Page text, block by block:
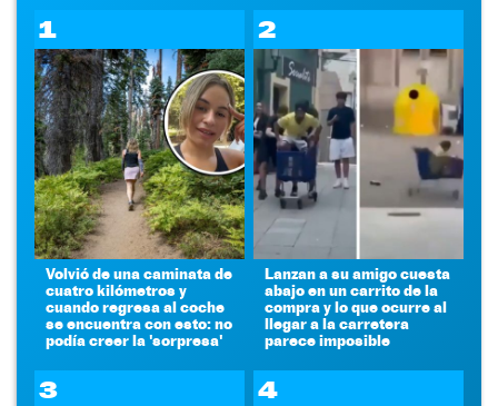
1
Volvió de una caminata de
cuatro kilómetros y
cuando regresa al coche
se encuentra con esto: no
podía creer la 'sorpresa'
2
Lanzan a su amigo cuesta
abajo en un carrito de la
compra y lo que ocurre al
llegar a la carretera
parece imposible
3 4